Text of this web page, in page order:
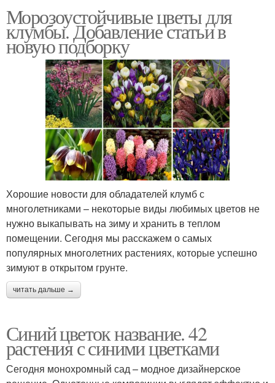
Морозоустойчивые цветы для
клумбы. Добавление статьи в
новую подборку
Хорошие новости для обладателей клумб с
многолетниками – некоторые виды любимых цветов не
нужно выкапывать на зиму и хранить в теплом
помещении. Сегодня мы расскажем о самых
популярных многолетних растениях, которые успешно
зимуют в открытом грунте.
читать дальше →
Синий цветок название. 42
растения с синими цветками
Сегодня монохромный сад – модное дизайнерское